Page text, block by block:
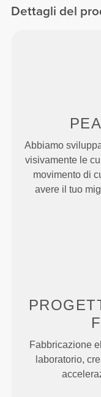
Dettagli del
Abbiamo
visivamente le
movimento di
avere il tuo
Fabbricazione
laboratorio,